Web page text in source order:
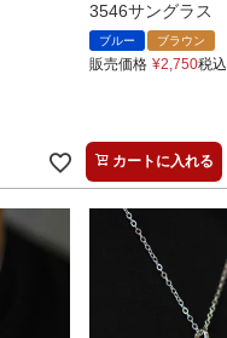
3546サングラス
ブルー ブラウン
販売価格 ¥2,750税込
カートに入れる